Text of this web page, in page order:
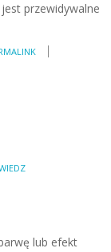
przewidywalne
lub efekt